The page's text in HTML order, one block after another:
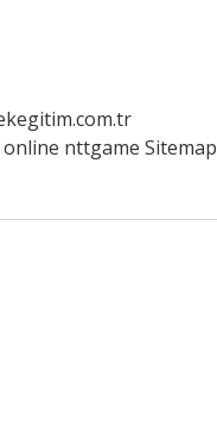
nttgame Sitemap